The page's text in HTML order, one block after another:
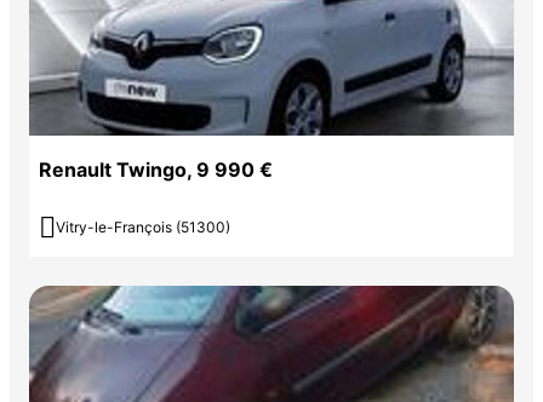
Renault Twingo, 9 990 €
 Vitry-le-François (51300)